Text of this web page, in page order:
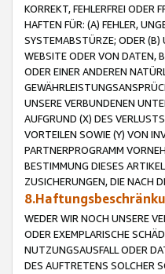
KORREKT, FEHLERFREI ODER
HAFTEN FÜR: (A) FEHLER,
SYSTEMABSTÜRZE; ODER (B)
WEBSITE ODER VON DATEN,
ODER EINER ANDEREN
UNSERE VERBUNDENEN
AUFGRUND (X) DES
VORTEILEN SOWIE (Y) VON
PARTNERPROGRAMM
BESTIMMUNG DIESES
ZUSICHERUNGEN, DIE NACH
WEDER WIR NOCH UNSERE
ODER EXEMPLARISCHE
NUTZUNGSAUSFALL ODER
DES AUFTRETENS SOLCHER